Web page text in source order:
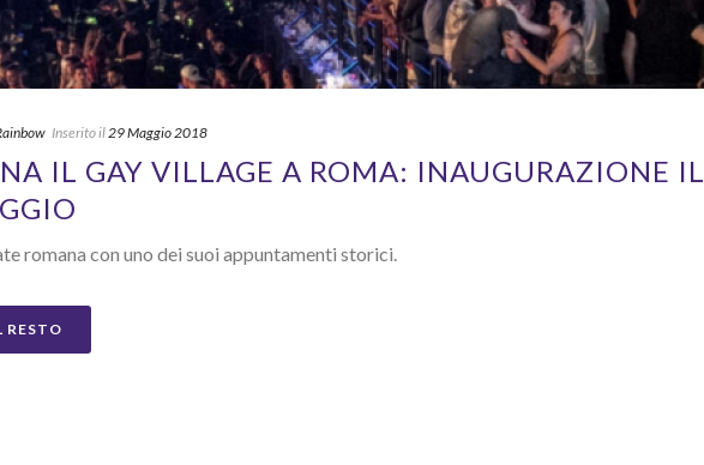
Inserito il29 Maggio 2018
IL GAY VILLAGE A ROMA: INAUGURAZIONE IL
romana con uno dei suoi appuntamenti storici.
RESTO